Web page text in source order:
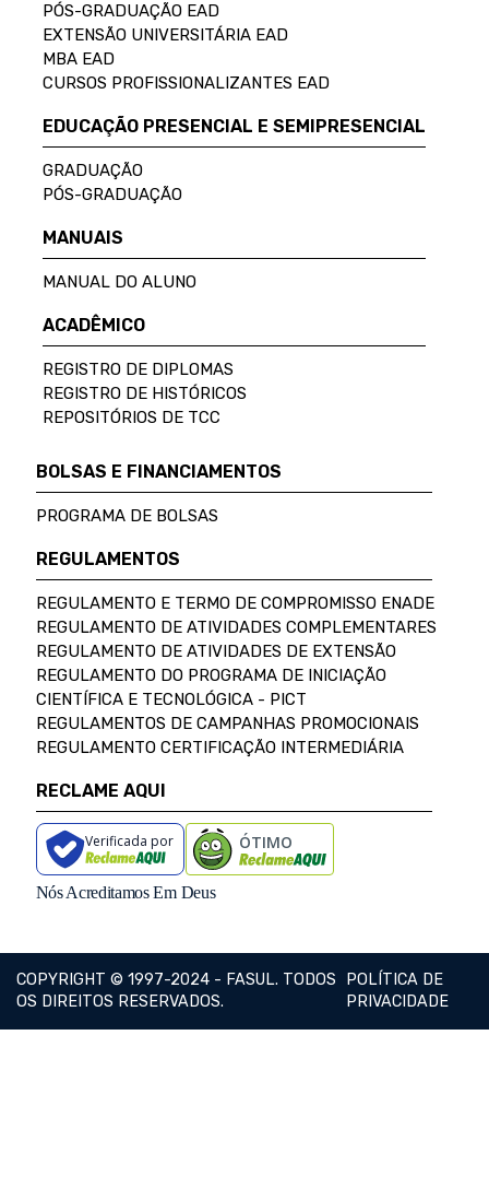
PÓS-GRADUAÇÃO EAD
EXTENSÃO UNIVERSITÁRIA EAD
MBA EAD
CURSOS PROFISSIONALIZANTES EAD
EDUCAÇÃO PRESENCIAL E SEMIPRESENCIAL
GRADUAÇÃO
PÓS-GRADUAÇÃO
MANUAIS
MANUAL DO ALUNO
ACADÊMICO
REGISTRO DE DIPLOMAS
REGISTRO DE HISTÓRICOS
REPOSITÓRIOS DE TCC
BOLSAS E FINANCIAMENTOS
PROGRAMA DE BOLSAS
REGULAMENTOS
REGULAMENTO E TERMO DE COMPROMISSO ENADE
REGULAMENTO DE ATIVIDADES COMPLEMENTARES
REGULAMENTO DE ATIVIDADES DE EXTENSÃO
REGULAMENTO DO PROGRAMA DE INICIAÇÃO
CIENTÍFICA E TECNOLÓGICA - PICT
REGULAMENTOS DE CAMPANHAS PROMOCIONAIS
REGULAMENTO CERTIFICAÇÃO INTERMEDIÁRIA
RECLAME AQUI
Verificada por ÓTIMO
Nós Acreditamos Em Deus
COPYRIGHT © 1997-2024 - FASUL. TODOS
OS DIREITOS RESERVADOS.
POLÍTICA DE
PRIVACIDADE